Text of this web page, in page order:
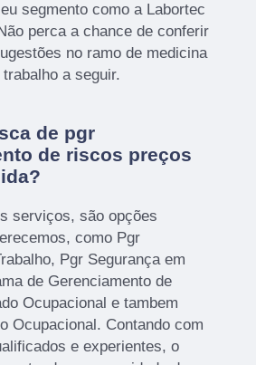
segmento como a Labortec
perca a chance de conferir
no ramo de medicina
a seguir.
de pgr
de riscos preços
serviços, são opções
como Pgr
Pgr Segurança em
de Gerenciamento de
Ocupacional e tambem
Ocupacional. Contando com
e experientes, o